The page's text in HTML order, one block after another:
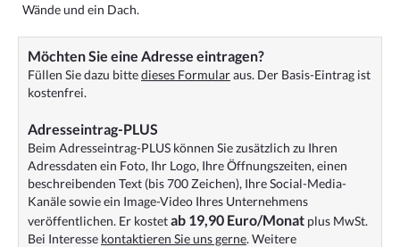
Wände und ein Dach.
Möchten Sie eine Adresse eintragen?
Füllen Sie dazu bittedieses Formularaus. Der Basis-Eintrag ist
kostenfrei.
Adresseintrag-PLUS
Beim Adresseintrag-PLUS können Sie zusätzlich zu Ihren
Adressdaten ein Foto, Ihr Logo, Ihre Öffnungszeiten, einen
beschreibenden Text (bis 700 Zeichen), Ihre Social-Media-
Kanäle sowie ein Image-Video Ihres Unternehmens
veröffentlichen. Er kostetab 19,90 Euro/Monat plus MwSt.
Bei Interesse kontaktieren Sie uns gerne. Weitere